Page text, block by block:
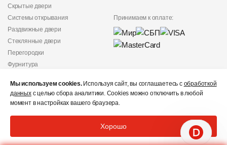
Скрытые двери
Системы открывания
Раздвижные двери
Стеклянные двери
Перегородки
Фурнитура
Принимаем к оплате:
конфиденциальности
Не является публичной
© «Дверишоп» 2012 - 2026
Мы используем cookies.Используя сайт, вы соглашаетесь с обработкой
данныхс целью сбора аналитики. Cookies можно отключить в любой
момент в настройках вашего браузера.
Хорошо